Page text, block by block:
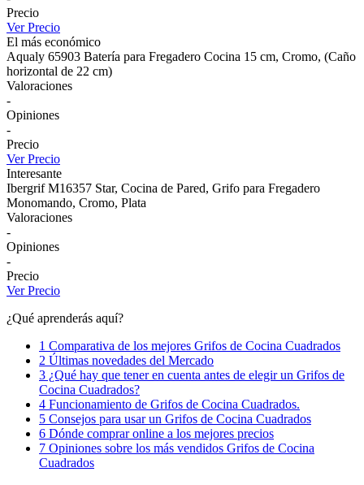
Precio
Ver Precio
El más económico
Aqualy 65903 Batería para Fregadero Cocina 15 cm, Cromo, (Caño
horizontal de 22 cm)
Valoraciones
-
Opiniones
-
Precio
Ver Precio
Interesante
Ibergrif M16357 Star, Cocina de Pared, Grifo para Fregadero
Monomando, Cromo, Plata
Valoraciones
-
Opiniones
-
Precio
Ver Precio
¿Qué aprenderás aquí?
1 Comparativa de los mejores Grifos de Cocina Cuadrados
2 Últimas novedades del Mercado
3 ¿Qué hay que tener en cuenta antes de elegir un Grifos de
Cocina Cuadrados?
4 Funcionamiento de Grifos de Cocina Cuadrados.
5 Consejos para usar un Grifos de Cocina Cuadrados
6 Dónde comprar online a los mejores precios
7 Opiniones sobre los más vendidos Grifos de Cocina
Cuadrados